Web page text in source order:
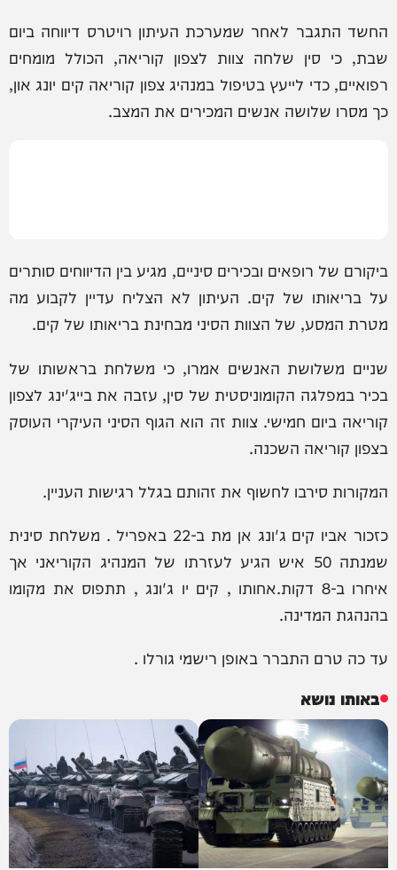
החשד התגבר לאחר שמערכת העיתון רויטרס דיווחה ביום
שבת, כי סין שלחה צוות לצפון קוריאה, הכולל מומחים
רפואיים, כדי לייעץ בטיפול במנהיג צפון קוריאה קים יונג און,
כך מסרו שלושה אנשים המכירים את המצב.
ביקורם של רופאים ובכירים סיניים, מגיע בין הדיווחים סותרים
על בריאותו של קים. העיתון לא הצליח עדיין לקבוע מה
מטרת המסע, של הצוות הסיני מבחינת בריאותו של קים.
שניים משלושת האנשים אמרו, כי משלחת בראשותו של
בכיר במפלגה הקומוניסטית של סין, עזבה את בייג'ינג לצפון
קוריאה ביום חמישי. צוות זה הוא הגוף הסיני העיקרי העוסק
בצפון קוריאה השכנה.
המקורות סירבו לחשוף את זהותם בגלל רגישות העניין.
כזכור אביו קים ג'ונג אן מת ב-22 באפריל . משלחת סינית
שמנתה 50 איש הגיע לעזרתו של המנהיג הקוריאני אך
איחרו ב-8 דקות.אחותו , קים יו ג'ונג , תתפוס את מקומו
בהנהגת המדינה.
עד כה טרם התברר באופן רישמי גורלו .
באותו נושא